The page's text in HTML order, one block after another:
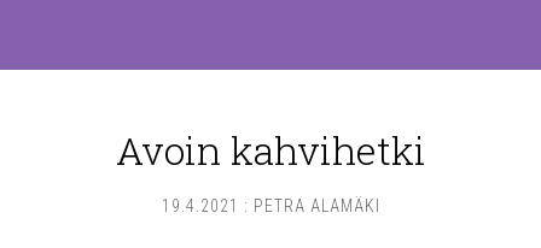
Avoin kahvihetki
19.4.2021 : PETRA ALAMÄKI